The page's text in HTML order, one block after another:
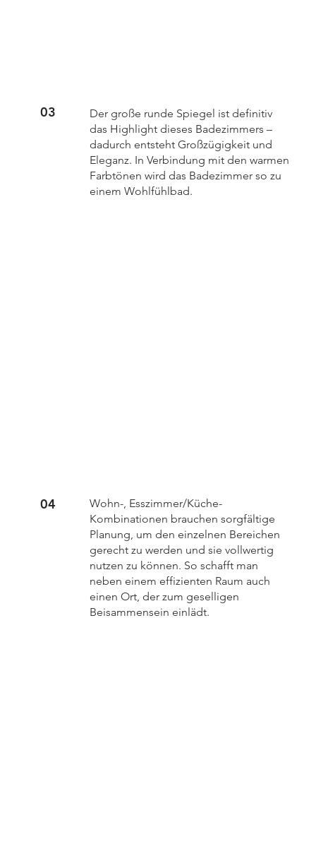
03
Der große runde Spiegel ist definitiv
das Highlight dieses Badezimmers –
dadurch entsteht Großzügigkeit und
Eleganz. In Verbindung mit den warmen
Farbtönen wird das Badezimmer so zu
einem Wohlfühlbad.
Wohn-, Esszimmer/Küche-
Kombinationen brauchen sorgfältige
Planung, um den einzelnen Bereichen
gerecht zu werden und sie vollwertig
nutzen zu können. So schafft man
neben einem effizienten Raum auch
einen Ort, der zum geselligen
Beisammensein einlädt.
04